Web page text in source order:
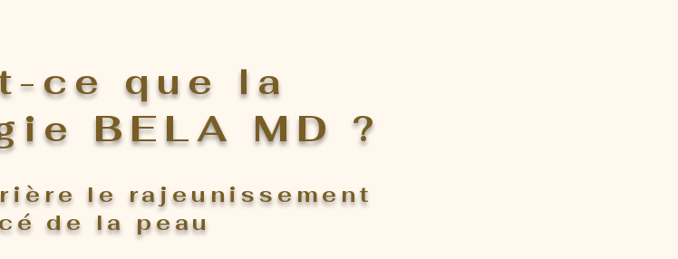
ce que la
BELA MD ?
le rajeunissement
de la peau